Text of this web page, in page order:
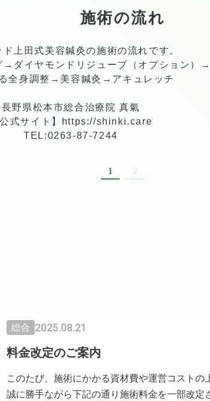
施術の流れ
上田式美容鍼灸の施術の流れです。
→ダイヤモンドリジューブ（オプション）→
全身調整→美容鍼灸→アキュレッチ
長野県松本市総合治療院 真氣
公式サイト】
https://shinki.care
TEL:0263-87-7244
1 2
総合 2025.08.21
料金改定のご案内
このたび、施術にかかる資材費や運営コストの
誠に勝手ながら下記の通り施術料金を一部改定